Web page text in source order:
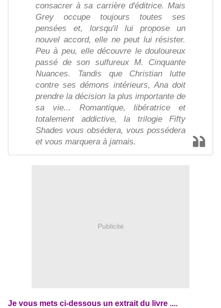
consacrer à sa carrière d'éditrice. Mais
Grey occupe toujours toutes ses
pensées et, lorsqu'il lui propose un
nouvel accord, elle ne peut lui résister.
Peu à peu, elle découvre le douloureux
passé de son sulfureux M. Cinquante
Nuances. Tandis que Christian lutte
contre ses démons intérieurs, Ana doit
prendre la décision la plus importante de
sa vie... Romantique, libératrice et
totalement addictive, la trilogie Fifty
Shades vous obsédera, vous possédera
et vous marquera à jamais.
Publicité
Je vous mets ci-dessous un extrait du livre ....